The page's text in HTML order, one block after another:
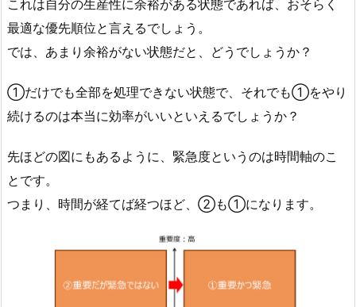
これは自分の生産性に余裕がある状態であれば、おそらく
最適な優先順位と言えるでしょう。
では、あまり余裕がない状態だと、どうでしょうか？
①だけでも全部を処理できない状態で、それでも①をやり
続けるのは本当に効率がいいといえるでしょうか？
先ほどの図にもあるように、緊急度というのは時間軸のこ
とです。
つまり、時間が経てば経つほど、②も①になります。